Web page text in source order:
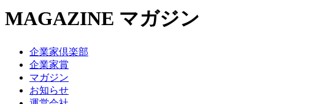
MAGAZINE マガジン
企業家倶楽部
企業家賞
マガジン
お知らせ